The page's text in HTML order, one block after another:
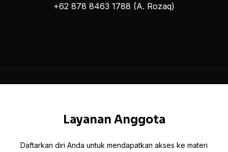
+62 878 8463 1788 (A. Rozaq)
Layanan Anggota
Daftarkan diri Anda untuk mendapatkan akses ke materi